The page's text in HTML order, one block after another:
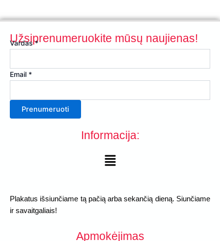
Užsiprenumeruokite mūsų naujienas!
Vardas*
Vardas
Email *
Prenumeruoti
Informacija:
Menu
Plakatus išsiunčiame tą pačią arba sekančią dieną. Siunčiame
ir savaitgaliais!
Apmokėjimas